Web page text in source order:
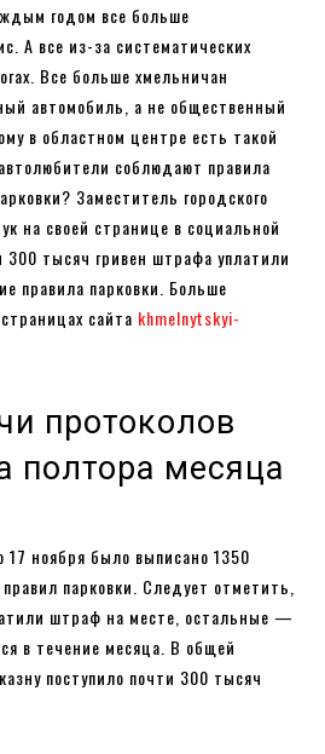
годом все больше
А все из-за систематических
Все больше хмельничан
автомобиль, а не общественный
в областном центре есть такой
соблюдают правила
Заместитель городского
на своей странице в социальной
тысяч гривен штрафа уплатили
правила парковки. Больше
сайта khmelnytskyi-
протоколов
полтора месяца
17 ноября было выписано 1350
парковки. Следует отметить,
штраф на месте, остальные —
в течение месяца. В общей
поступило почти 300 тысяч